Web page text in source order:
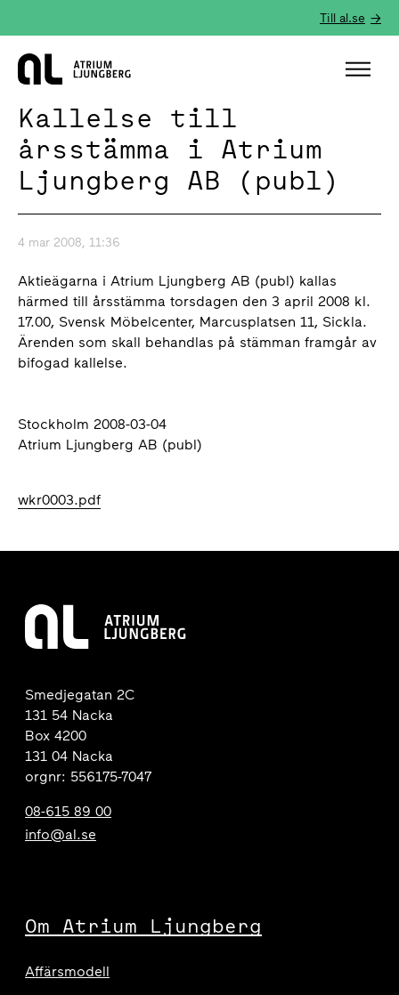
Till al.se
Hem
Kallelse till
årsstämma i Atrium
Ljungberg AB (publ)
4 mar 2008, 11:36
Aktieägarna i Atrium Ljungberg AB (publ) kallas
härmed till årsstämma torsdagen den 3 april 2008 kl.
17.00, Svensk Möbelcenter, Marcusplatsen 11, Sickla.
Ärenden som skall behandlas på stämman framgår av
bifogad kallelse.
Stockholm 2008-03-04
Atrium Ljungberg AB (publ)
wkr0003.pdf
Smedjegatan 2C
131 54 Nacka
Box 4200
131 04 Nacka
orgnr: 556175-7047
08-615 89 00
info@al.se
Om Atrium Ljungberg
Affärsmodell